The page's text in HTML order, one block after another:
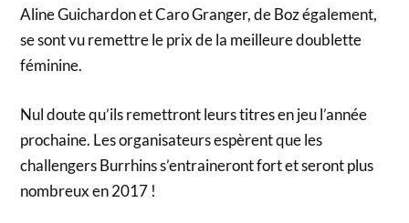
Aline Guichardon et Caro Granger, de Boz également,
se sont vu remettre le prix de la meilleure doublette
féminine.
Nul doute qu’ils remettront leurs titres en jeu l’année
prochaine. Les organisateurs espèrent que les
challengers Burrhins s’entraineront fort et seront plus
nombreux en 2017 !